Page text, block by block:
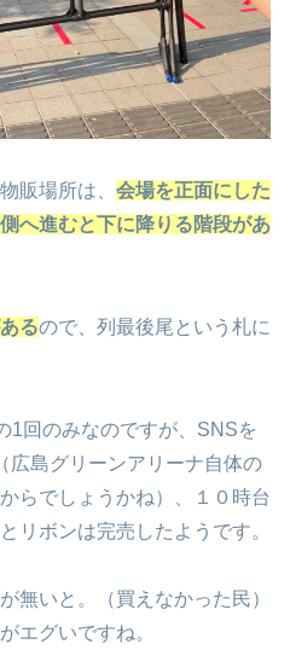
販場所は、 会場を正面にした
へ進むと下に降りる階段があ
るので、列最後尾という札に
1回のみなのですが、SNSを
広島グリーンアリーナ自体の
らでしょうかね）、１０時台
リボンは完売したようです。
いと。（買えなかった民）
エグいですね。